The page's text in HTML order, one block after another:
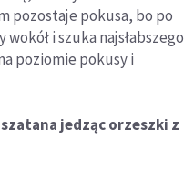
pozostaje pokusa, bo po
i szuka najsłabszego
poziomie pokusy i
jedząc orzeszki z